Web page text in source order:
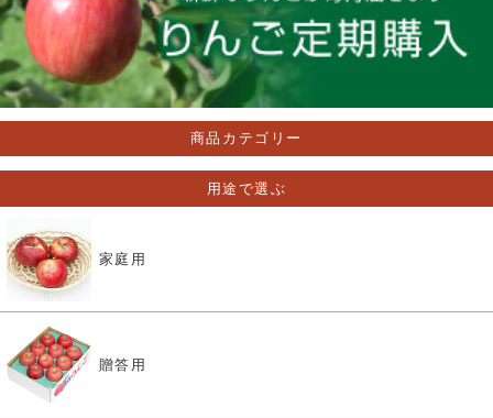
商品カテゴリー
用途で選ぶ
家庭用
贈答用